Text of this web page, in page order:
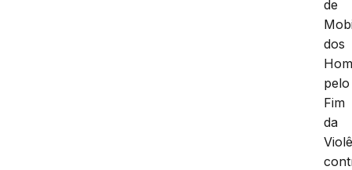
de
dos
pelo
Fim
da